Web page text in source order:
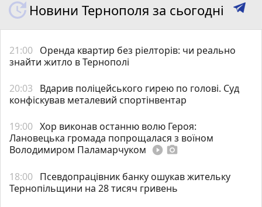
Новини Тернополя за сьогодні
21:00 Оренда квартир без ріелторів: чи реально
знайти житло в Тернополі
20:03
Вдарив поліцейського гирею по голові. Суд
конфіскував металевий спортінвентар
19:00 Хор виконав останню волю Героя:
Лановецька громада попрощалася з воїном
Володимиром Паламарчуком play_circle_filled photo_camera
18:00 Псевдопрацівник банку ошукав жительку
Тернопільщини на 28 тисяч гривень